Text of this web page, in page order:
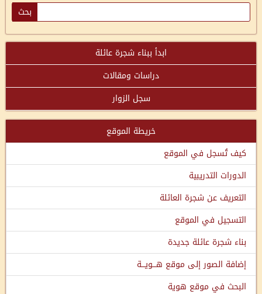
ابدأ ببناء شجرة عائلة
دراسات ومقالات
سجل الزوار
خريطة الموقع
كيف تُسجل في الموقع
الدورات التدريبية
التعريف عن شجرة العائلة
التسجيل في الموقع
بناء شجرة عائلة جديدة
إضافة الصور إلى موقع هـــويـــة
البحث في موقع هوية